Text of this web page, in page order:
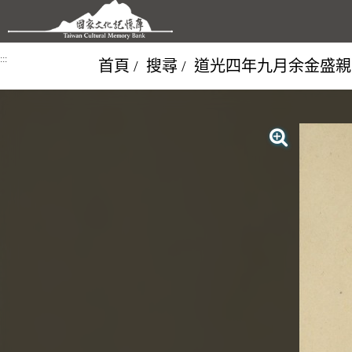
跳到主要內容區塊
::: 首頁 搜尋 道光四年九月余金盛